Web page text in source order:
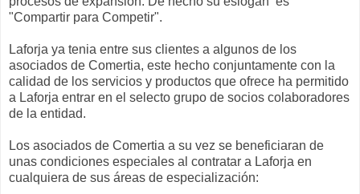
"Compartir para Competir".
Laforja ya tenia entre sus clientes a algunos de los
asociados de Comertia, este hecho conjuntamente con la
calidad de los servicios y productos que ofrece ha permitido
a Laforja entrar en el selecto grupo de socios colaboradores
de la entidad.
Los asociados de Comertia a su vez se beneficiaran de
unas condiciones especiales al contratar a Laforja en
cualquiera de sus áreas de especialización: